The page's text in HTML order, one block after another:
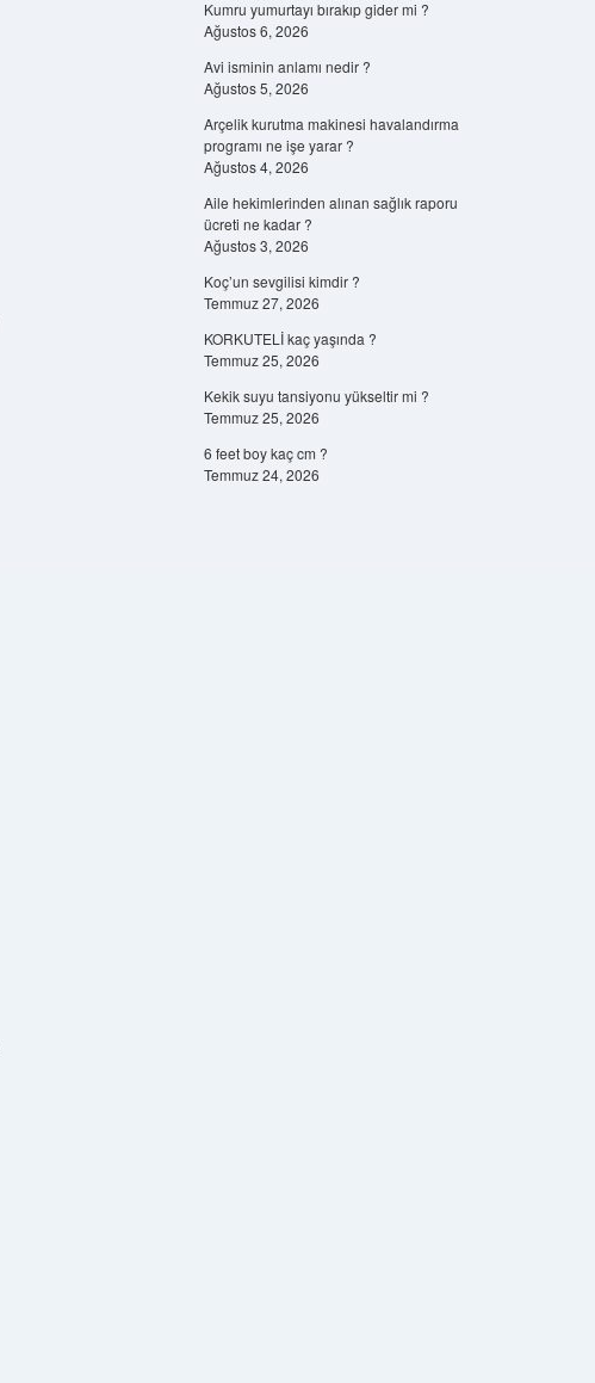
Kumru yumurtayı bırakıp gider mi ?
Ağustos 6, 2026
Avi isminin anlamı nedir ?
Ağustos 5, 2026
Arçelik kurutma makinesi havalandırma
programı ne işe yarar ?
Ağustos 4, 2026
Aile hekimlerinden alınan sağlık raporu
ücreti ne kadar ?
Ağustos 3, 2026
Koç’un sevgilisi kimdir ?
Temmuz 27, 2026
KORKUTELİ kaç yaşında ?
Temmuz 25, 2026
Kekik suyu tansiyonu yükseltir mi ?
Temmuz 25, 2026
6 feet boy kaç cm ?
Temmuz 24, 2026